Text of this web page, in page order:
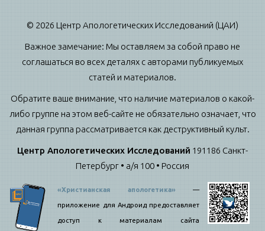
© 2026 Центр Апологетических Исследований (ЦАИ)
Важное замечание: Мы оставляем за собой право не
соглашаться во всех деталях с авторами публикуемых
статей и материалов.
Обратите ваше внимание, что наличие материалов о какой-
либо группе на этом веб-сайте не обязательно означает, что
данная группа рассматривается как деструктивный культ.
Центр Апологетических Исследований 191186 Санкт-
Петербург • а/я 100 • Россия
«Христианская апологетика»—
приложение для Андроид предоставляет
доступ к материалам сайта